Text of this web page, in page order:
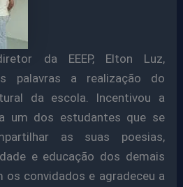
da EEEP, Elton Luz,
palavras a realização do
da escola. Incentivou a
um dos estudantes que se
as suas poesias,
e educação dos demais
os convidados e agradeceu a